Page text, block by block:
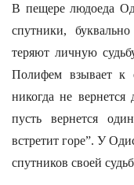
В пещере людоеда
спутники,
теряют личную
Полифем взывает к
никогда не
пусть вернется
встретит горе”. У
спутников своей